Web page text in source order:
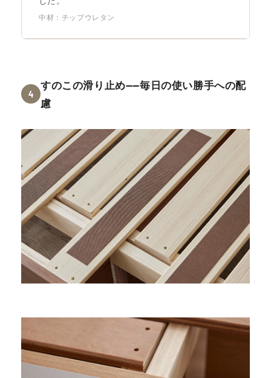
中材：チップウレタン
4
すのこの滑り止め——毎日の使い勝手への配
慮